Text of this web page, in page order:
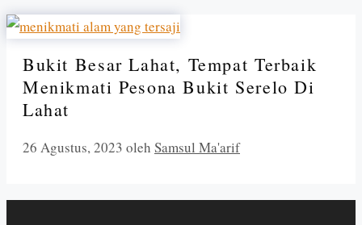
Bukit Besar Lahat, Tempat Terbaik
Menikmati Pesona Bukit Serelo Di
Lahat
26 Agustus, 2023 oleh Samsul Ma'arif